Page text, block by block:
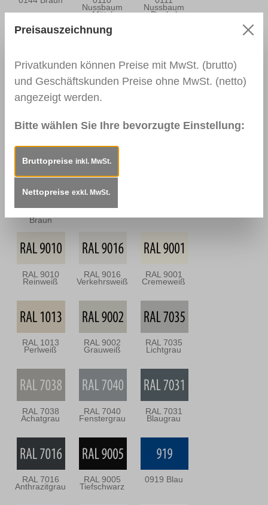
Nussbaum
Mittel
Nussbaum
Dunkel
0164
Nussbaum
Antik
0112
Nussbraun
0166 Wenge
Palisander Mahagoni Hell
Braun
RAL 9010
Reinweiß
RAL 9016
Verkehrsweiß
RAL 9001
Cremeweiß
RAL 1013
Perlweiß
RAL 9002
Grauweiß
RAL 7035
Lichtgrau
RAL 7038
Achatgrau
RAL 7040
Fenstergrau
RAL 7031
Blaugrau
RAL 7016
Anthrazitgrau
RAL 9005
Tiefschwarz
0919 Blau
Preisauszeichnung
Privatkunden können Preise mit MwSt. (brutto)
und Geschäftskunden Preise ohne MwSt. (netto)
angezeigt werden.
Bitte wählen Sie Ihre bevorzugte Einstellung:
Bruttopreise inkl. MwSt.
Nettopreise exkl. MwSt.